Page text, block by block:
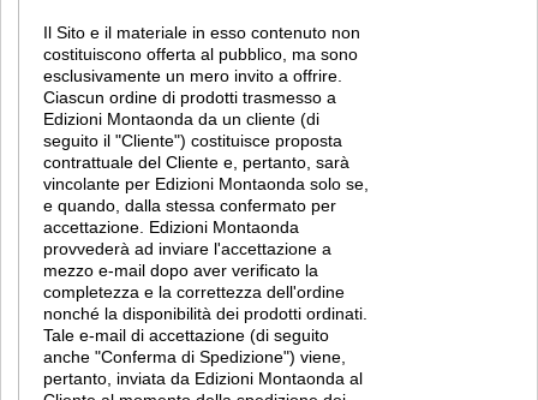
Il Sito e il materiale in esso contenuto non
costituiscono offerta al pubblico, ma sono
esclusivamente un mero invito a offrire.
Ciascun ordine di prodotti trasmesso a
Edizioni Montaonda da un cliente (di
seguito il "Cliente") costituisce proposta
contrattuale del Cliente e, pertanto, sarà
vincolante per Edizioni Montaonda solo se,
e quando, dalla stessa confermato per
accettazione. Edizioni Montaonda
provvederà ad inviare l'accettazione a
mezzo e-mail dopo aver verificato la
completezza e la correttezza dell'ordine
nonché la disponibilità dei prodotti ordinati.
Tale e-mail di accettazione (di seguito
anche "Conferma di Spedizione") viene,
pertanto, inviata da Edizioni Montaonda al